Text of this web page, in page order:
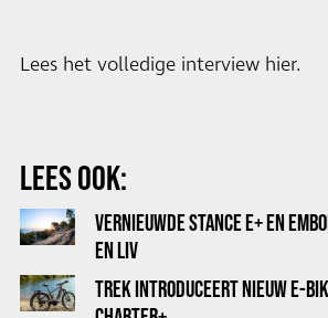
Lees het volledige interview hier.
LEES OOK:
VERNIEUWDE STANCE E+ EN
EN LIV
TREK INTRODUCEERT NIEUW E-